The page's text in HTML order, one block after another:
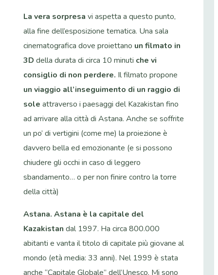
La vera sorpresa vi aspetta a questo punto,
alla fine dell’esposizione tematica. Una sala
cinematografica dove proiettano un filmato in
3D della durata di circa 10 minuti che vi
consiglio di non perdere. Il filmato propone
un viaggio all’inseguimento di un raggio di
sole attraverso i paesaggi del Kazakistan fino
ad arrivare alla città di Astana. Anche se soffrite
un po’ di vertigini (come me) la proiezione è
davvero bella ed emozionante (e si possono
chiudere gli occhi in caso di leggero
sbandamento… o per non finire contro la torre
della città)
Astana. Astana è la capitale del
Kazakistan dal 1997. Ha circa 800.000
abitanti e vanta il titolo di capitale più giovane al
mondo (età media: 33 anni). Nel 1999 è stata
anche “Capitale Globale” dell’Unesco. Mi sono